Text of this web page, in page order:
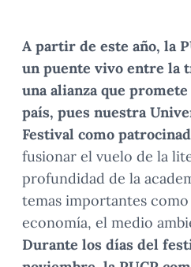
A partir de este año, la
un puente vivo entre la
una alianza que
país, pues nuestra
Festival como
fusionar el vuelo de la
profundidad de la
temas importantes como
economía, el medio
Durante los días del